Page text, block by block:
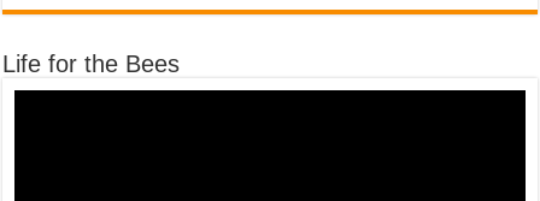
Life for the Bees